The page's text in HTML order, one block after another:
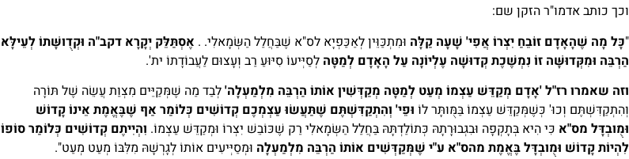
וכך כותב אדמו"ר הזקן שם:
"כָּל מָה שֶׁהָאָדָם זוֹבֵחַ יִצְרוֹ אֲפִי' שָׁעָה קַלָּה וּמִתְכַּוֵּין לְאַכַּפְיָא לס"א שֶׁבַּחֲלַל הַשְּׂמָאלִי. . אֶסְתַּלֵּק יְקָרָא דקב"ה וּקְדֻושָּׁתוֹ לְעֵילָּא
הַרְבֵּה וּמִקְּדוּשָּׁה זוֹ נִמְשֶׁכֶת קְדוּשָׁה עֶלְיוֹנָה עַל הָאָדָם לְמַטָּה לְסַיְּיעוֹ סִיּוּעַ רַב וְעָצוּם לַעֲבוֹדָתוֹ ית'.
וזה שאמרו רז"ל 'אָדָם מְקַדֵּשׁ עַצְמוֹ מְעַט לְמַטָּה מְקַדְּשִׁין אוֹתוֹ הַרְבֵּה מִלְמַעְלָה'לְבַד מַה שֶׁמְּקַיֵּים מִצְוַת עֲשֵׂה שֶׁל תּוֹרָה
וְהִתְקַדִּשְׁתֶּם וְכוּ' כְּשֶׁמְּקַדֵּשׁ עַצְמוֹ בַּמֻּותָּר לוֹ וּפֵי' וְהִתְקַדִּשְׁתֶּם שֶׁתַּעֲשׂוּ עַצְמְכֶם קְדוֹשִׁים כְּלוֹמַר אַף שֶׁבֶּאֱמֶת אֵינוֹ קָדוֹשׁ
וּמֻובְדָּל מס"א כִּי הִיא בְּתָקְפָה וּבִגְבוּרָתָהּ כְּתוֹלַדְתָּהּ בַּחֲלַל הַשְּׂמָאלִי רַק שֶׁכּוֹבֵשׁ יִצְרוֹ וּמְקַדֵּשׁ עַצְמוֹ. וִהְיִיתֶם קְדוֹשִׁים כְּלוֹמַר סוֹפוֹ
לִהְיוֹת קָדוֹשׁ וּמֻובְדָּל בֶּאֱמֶת מהס"א ע"י שֶׁמְּקַדְּשִׁים אוֹתוֹ הַרְבֵּה מִלְמַעְלָה וּמְסַיְּיעִים אוֹתוֹ לְגָרְשָׁהּ מִלִּבּוֹ מְעַט מְעַט".